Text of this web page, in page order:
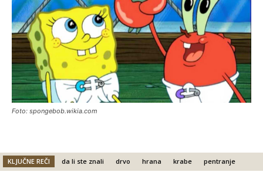
Foto: spongebob.wikia.com
KLJUČNE REČI da li ste znali drvo hrana krabe pentranje